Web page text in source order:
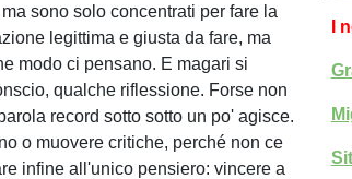
sono solo concentrati per fare la
legittima e giusta da fare, ma
modo ci pensano. E magari si
qualche riflessione. Forse non
record sotto sotto un po' agisce.
o muovere critiche, perché non ce
infine all'unico pensiero: vincere a
I